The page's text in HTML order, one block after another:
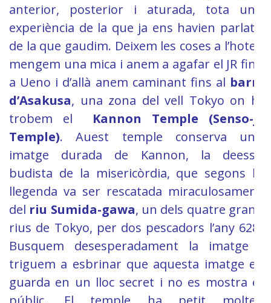
anterior, posterior i aturada, tota una
experiència de la que ja ens havien parlat i
de la que gaudim. Deixem les coses a l’hotel,
mengem una mica i anem a agafar el JR fins
a Ueno i d’allà anem caminant fins al barri
d’Asakusa, una zona del vell Tokyo on hi
trobem el Kannon Temple (Senso-ji
Temple). Auest temple conserva una
imatge durada de Kannon, la deessa
budista de la misericòrdia, que segons la
llegenda va ser rescatada miraculosament
del riu Sumida-gawa, un dels quatre grans
rius de Tokyo, per dos pescadors l’any 628.
Busquem desesperadament la imatge i
triguem a esbrinar que aquesta imatge es
guarda en un lloc secret i no es mostra el